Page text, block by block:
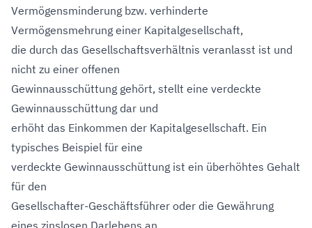
Vermögensminderung bzw. verhinderte
Vermögensmehrung einer Kapitalgesellschaft,
die durch das Gesellschaftsverhältnis veranlasst ist und
nicht zu einer offenen
Gewinnausschüttung gehört, stellt eine verdeckte
Gewinnausschüttung dar und
erhöht das Einkommen der Kapitalgesellschaft. Ein
typisches Beispiel für eine
verdeckte Gewinnausschüttung ist ein überhöhtes Gehalt
für den
Gesellschafter-Geschäftsführer oder die Gewährung
eines zinslosen Darlehens an